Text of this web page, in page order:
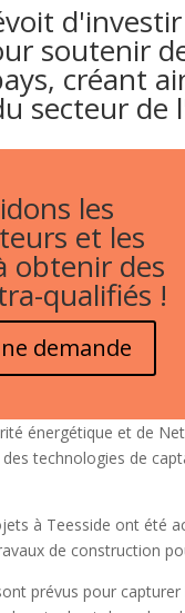
soutenir
créant
secteur de
les
et les
obtenir des
qualifiés !
demande
énergétique et de
technologies de
à Teesside ont été
de construction
prévus pour